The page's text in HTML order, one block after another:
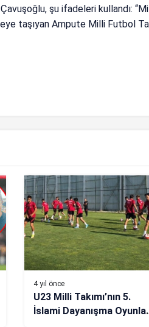
Çavuşoğlu, şu ifadeleri kullandı:
taşıyan Ampute Milli Futbol
4 yıl önce
U23 Milli Takımı’nın 5.
İslami Dayanışma